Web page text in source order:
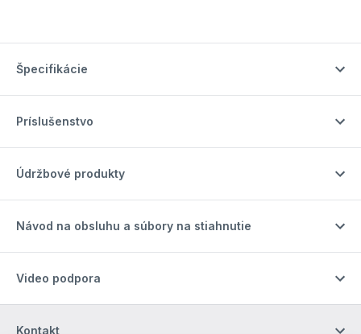
Špecifikácie
Príslušenstvo
Údržbové produkty
Návod na obsluhu a súbory na stiahnutie
Video podpora
Kontakt